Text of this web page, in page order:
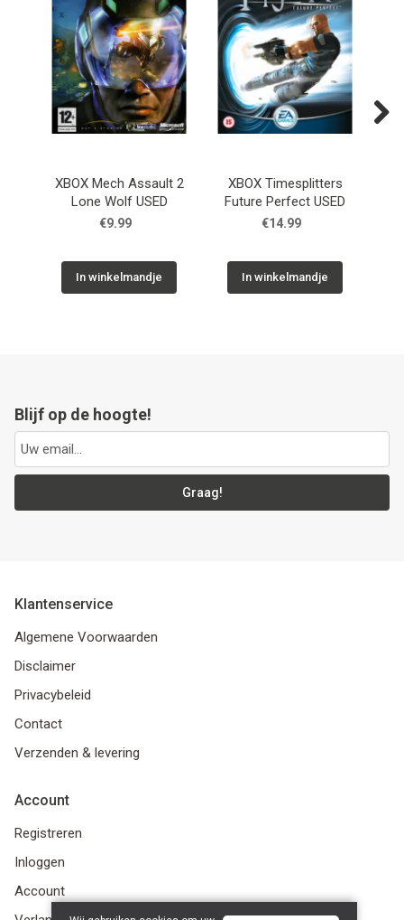
XBOX Mech Assault 2
Lone Wolf USED
€9.99
In winkelmandje
XBOX Timesplitters
Future Perfect USED
€14.99
In winkelmandje
Blijf op de hoogte!
Graag!
Klantenservice
Algemene Voorwaarden
Disclaimer
Privacybeleid
Contact
Verzenden & levering
Account
Registreren
Inloggen
Account